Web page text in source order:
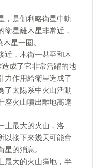
，是伽利略衛星中軌
衛星離木星非常近，
星一圈。
近，木衛一甚至和木
成了它非常活躍的地
力作用給衛星造成了
了太陽系中火山活動
座火山噴出離地高達
上最大的火山，洛
以接下來幾天可能會
的消息。
最大的火山窪地，半